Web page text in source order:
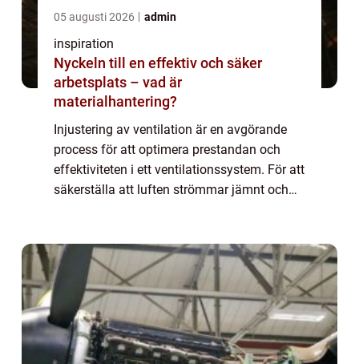
05 augusti 2026 admin
inspiration
Nyckeln till en effektiv och säker
arbetsplats – vad är
materialhantering?
Injustering av ventilation är en avgörande
process för att optimera prestandan och
effektiviteten i ett ventilationssystem. För att
säkerställa att luften strömmar jämnt och